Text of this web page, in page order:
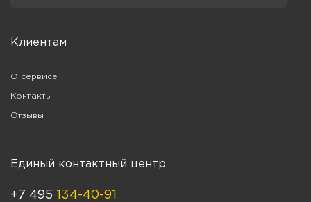
Клиентам
О сервисе
Контакты
Отзывы
Единый контактный центр
+7 495 134-40-91